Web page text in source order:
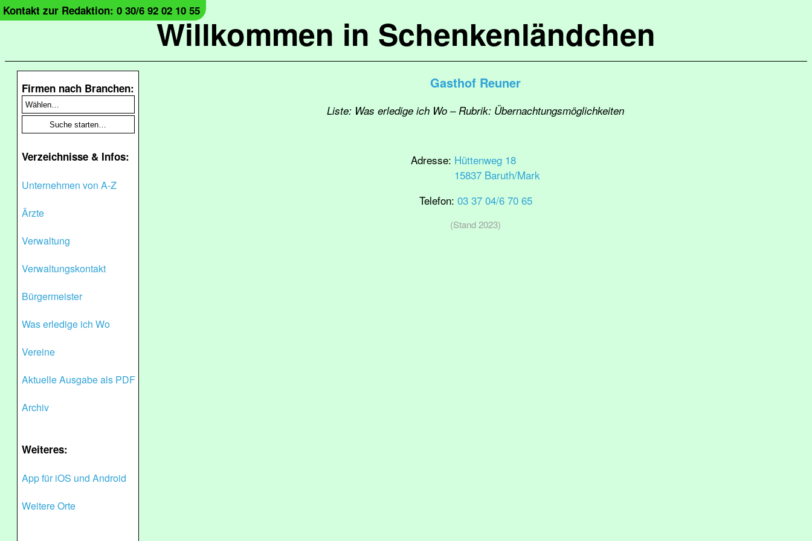
Willkommen in Schenkenländchen
Kontakt zur Redaktion: 0 30/6 92 02 10 55
Firmen nach Branchen:
Verzeichnisse & Infos:
Unternehmen von A-Z
Ärzte
Verwaltung
Verwaltungskontakt
Bürgermeister
Was erledige ich Wo
Vereine
Aktuelle Ausgabe als PDF
Archiv
Weiteres:
App für iOS und Android
Weitere Orte
Gasthof Reuner
Liste: Was erledige ich Wo – Rubrik: Übernachtungsmöglichkeiten
Adresse: Hüttenweg 18
15837 Baruth/Mark
Telefon: 03 37 04/6 70 65
(Stand 2023)